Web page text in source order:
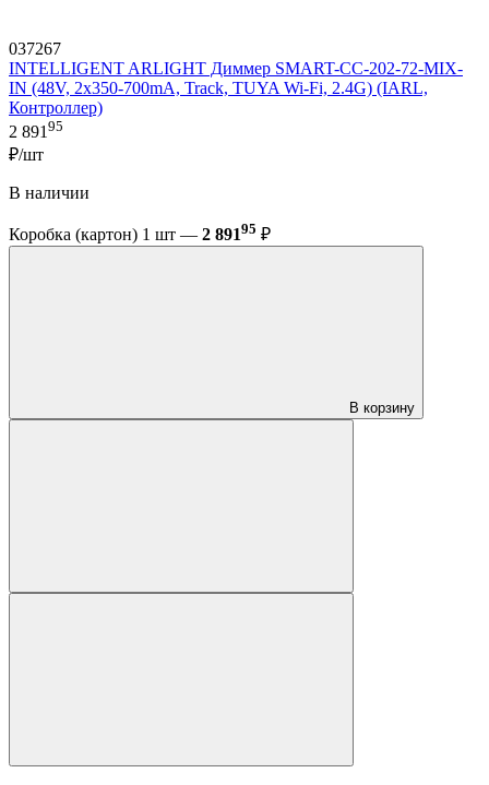
037267
INTELLIGENT ARLIGHT Диммер SMART-CC-202-72-MIX-
IN (48V, 2x350-700mA, Track, TUYA Wi-Fi, 2.4G) (IARL,
Контроллер)
2 891 95
₽/шт
В наличии
Коробка (картон) 1 шт — 2 89195 ₽
В корзину